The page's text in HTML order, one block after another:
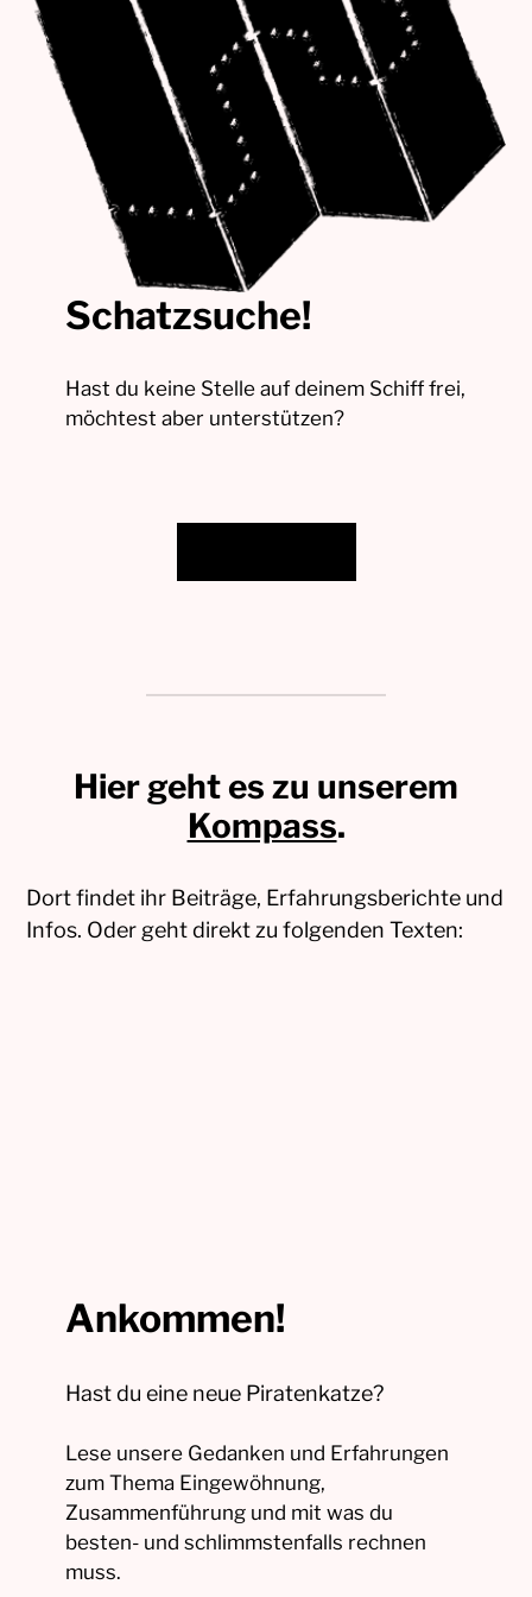
Schatzsuche!
Hast du keine Stelle auf deinem Schiff frei,
möchtest aber unterstützen?
Hier geht es zu unserem
Kompass.
Dort findet ihr Beiträge, Erfahrungsberichte und
Infos. Oder geht direkt zu folgenden Texten:
Ankommen!
Hast du eine neue Piratenkatze?
Lese unsere Gedanken und Erfahrungen
zum Thema Eingewöhnung,
Zusammenführung und mit was du
besten- und schlimmstenfalls rechnen
muss.